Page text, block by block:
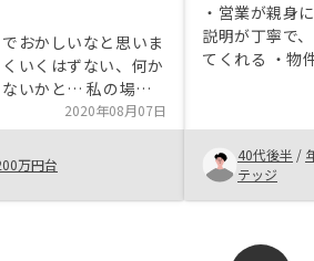
おかしいなと思いま
いくはずない、何か
と… 私の場合
あり、ラストチャンス
感じです。 今言
年早くやっていたら
なと思っています。
してもいいと思いま
2020年08月07日
万円台
・営業が親身
説明が丁寧で
てくれる ・物
ネスも構築し
後の成長が期
1000円に戻し
最新データや
40代後半 /
テッジ